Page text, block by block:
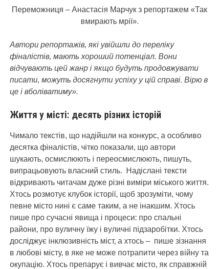
Переможниця – Анастасія Марчук з репортажем «Так
вмирають мрії».
Автори репортажів, які увійшли до переліку
фіналістів, мають хороший потенціал. Вони
відчувають цей жанр і якщо будуть продовжувати
писати, можуть досягнути успіху у цій справі. Вірю в
це і вболіватиму».
Життя у місті: десять різних історій
Чимало текстів, що надійшли на конкурс, а особливо
десятка фіналістів, чітко показали, що автори
шукають, осмислюють і переосмислюють, пишуть,
випрацьовують власний стиль. Надіслані тексти
відкривають читачам дуже різні виміри міського життя.
Хтось розмотує клубок історії, щоб зрозуміти, чому
певне місто нині є саме таким, а не інакшим. Хтось
пише про сучасні явища і процеси: про спальні
райони, про вуличну їжу і вуличні підзаробітки. Хтось
досліджує інклюзивність міст, а хтось – пише зізнання
в любові місту, в яке не може потрапити через війну та
окупацію. Хтось препарує і вивчає місто, як справжній